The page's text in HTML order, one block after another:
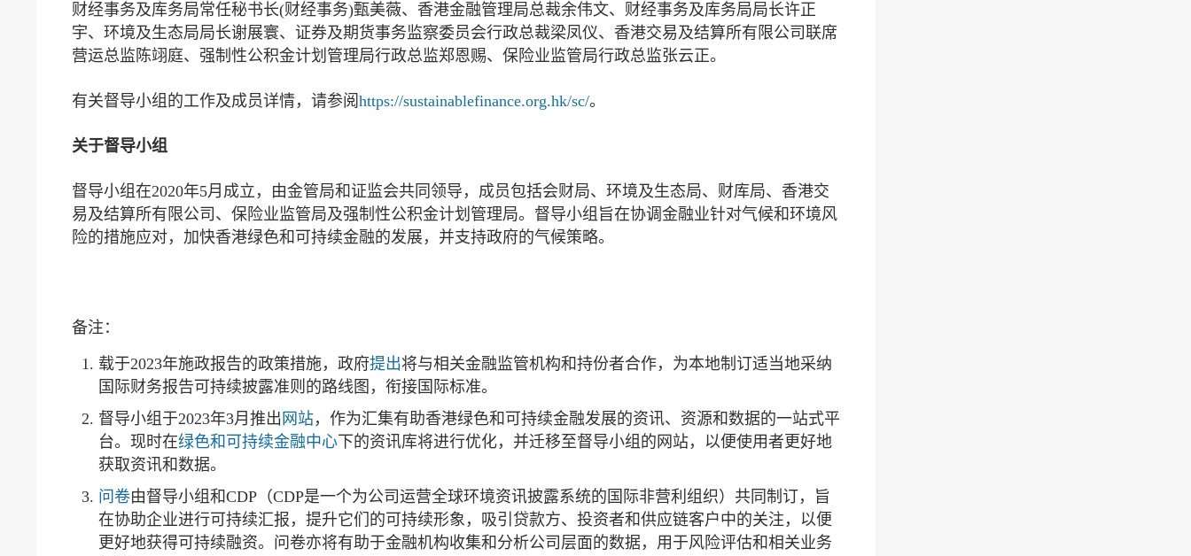
财经事务及库务局常任秘书长(财经事务)甄美薇、香港金融管理局总裁余伟文、财经事务及库务局局长许正
宇、环境及生态局局长谢展寰、证券及期货事务监察委员会行政总裁梁凤仪、香港交易及结算所有限公司联席
营运总监陈翊庭、强制性公积金计划管理局行政总监郑恩赐、保险业监管局行政总监张云正。
有关督导小组的工作及成员详情，请参阅 https://sustainablefinance.org.hk/sc/。
关于督导小组
督导小组在2020年5月成立，由金管局和证监会共同领导，成员包括会财局、环境及生态局、财库局、香港交
易及结算所有限公司、保险业监管局及强制性公积金计划管理局。督导小组旨在协调金融业针对气候和环境风
险的措施应对，加快香港绿色和可持续金融的发展，并支持政府的气候策略。
备注：
载于2023年施政报告的政策措施，政府提出将与相关金融监管机构和持份者合作，为本地制订适当地采纳
国际财务报告可持续披露准则的路线图，衔接国际标准。
督导小组于2023年3月推出 网站，作为汇集有助香港绿色和可持续金融发展的资讯、资源和数据的一站式平
台。现时在绿色和可持续金融中心 下的资讯库将进行优化，并迁移至督导小组的网站，以便使用者更好地
获取资讯和数据。
问卷由督导小组和CDP（CDP是一个为公司运营全球环境资讯披露系统的国际非营利组织）共同制订，旨
在协助企业进行可持续汇报，提升它们的可持续形象，吸引贷款方、投资者和供应链客户中的关注，以便
更好地获得可持续融资。问卷亦将有助于金融机构收集和分析公司层面的数据，用于风险评估和相关业务